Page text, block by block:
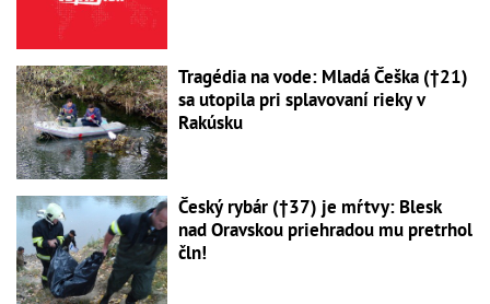
Tragédia na vode: Mladá Češka (†21)
sa utopila pri splavovaní rieky v
Rakúsku
Český rybár (†37) je mŕtvy: Blesk
nad Oravskou priehradou mu pretrhol
čln!